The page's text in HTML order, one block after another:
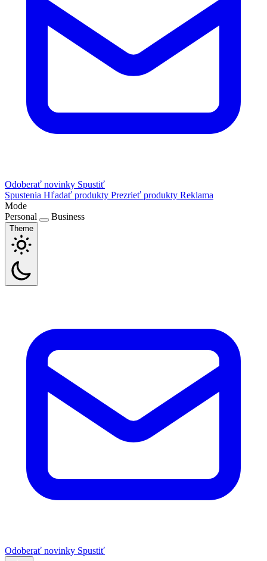
Odoberať novinky Spustiť
Spustenia Hľadať produkty Prezrieť produkty Reklama
Mode
Personal
Business
Theme
Odoberať novinky Spustiť